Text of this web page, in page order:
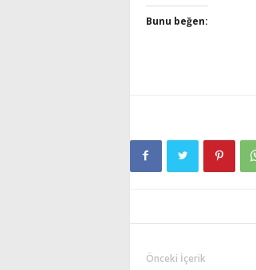
Bunu beğen:
Önceki İçerik